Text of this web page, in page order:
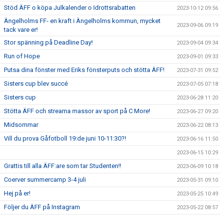
Stöd ÄFF o köpa Julkalender o Idrottsrabatten 2023-10-12 09:56
Ängelholms FF- en kraft i Ängelholms kommun, mycket
tack vare er!
2023-09-06 09:19
Stor spänning på Deadline Day! 2023-09-04 09:34
Run of Hope 2023-09-01 09:33
Putsa dina fönster med Eriks fönsterputs och stötta ÄFF! 2023-07-31 09:52
Sisters cup blev succé 2023-07-05 07:18
Sisters cup 2023-06-28 11:20
Stötta ÄFF och streama massor av sport på C More! 2023-06-27 09:20
Midsommar 2023-06-22 08:13
Vill du prova Gåfotboll 19:de juni 10-11:30?! 2023-06-16 11:50
2023-06-15 10:29
Grattis till alla ÄFF:are som tar Studenten!! 2023-06-09 10:18
Coerver summercamp 3-4 juli 2023-05-31 09:10
Hej på er! 2023-05-25 10:49
Följer du ÄFF på Instagram 2023-05-22 08:57